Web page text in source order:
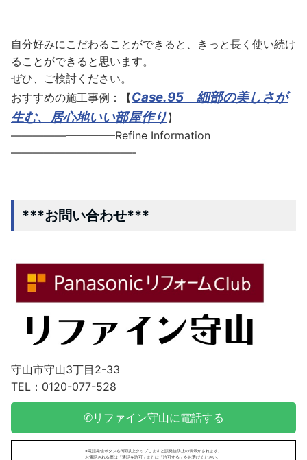
自分好みにこだわることができると、きっと長く使い続け
ることができると思います。
ぜひ、ご検討ください。
おすすめの施工事例：【Case.95 細部の美しさが
生む、居心地いい部屋作り】
—————————–Refine Information
———————————-
***お問い合わせ***
守山市守山3丁目2-33
TEL：0120-077-528
✆リファイン守山に電話する
※電話発信ボタンを3回以上タップしますと誤発信防止の表示がされます。
お電話される際は「通話を許可」または「許可する」をお選びください。